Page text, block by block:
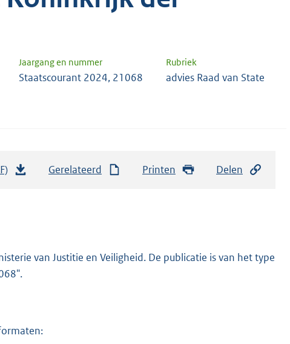
Jaargang en nummer Rubriek
Staatscourant 2024, 21068 advies Raad van State
n
d
o
Gerelateerd Printen Delen
van Justitie en Veiligheid. De publicatie is van het type